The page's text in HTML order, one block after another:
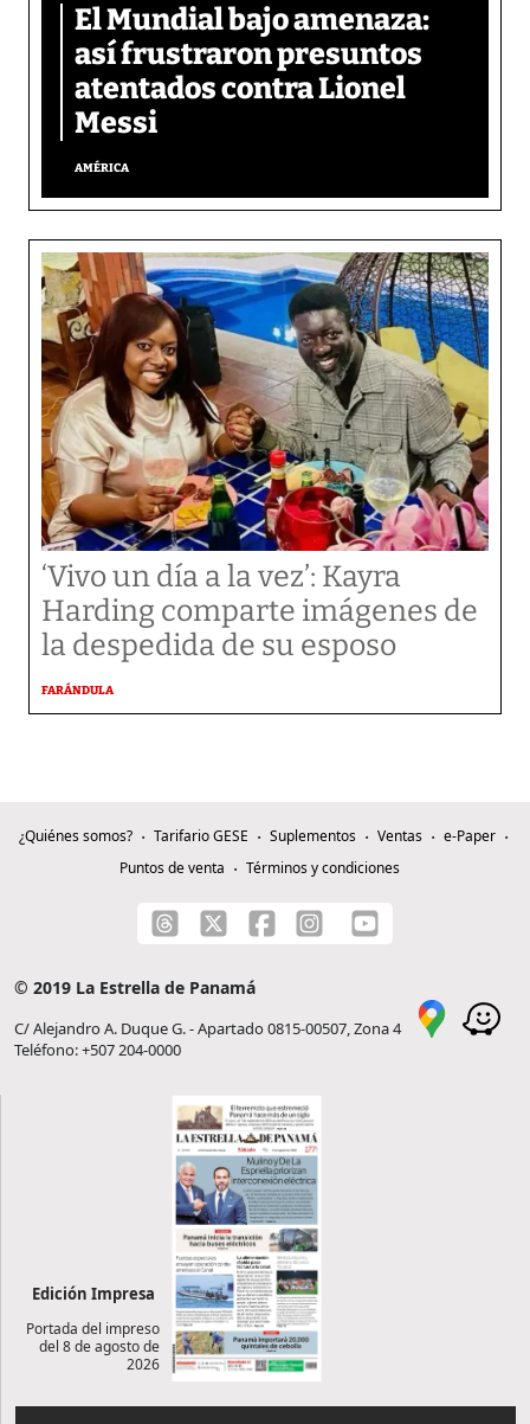
El Mundial bajo amenaza:
así frustraron presuntos
atentados contra Lionel
Messi
AMÉRICA
‘Vivo un día a la vez’: Kayra
Harding comparte imágenes de
la despedida de su esposo
FARÁNDULA
¿Quiénes somos? Tarifario GESE Suplementos Ventas
e-Paper
Puntos de venta
Términos y condiciones
© 2019 La Estrella de Panamá
C/ Alejandro A. Duque G. - Apartado 0815-00507, Zona 4
Teléfono: +507 204-0000
Edición Impresa
Portada del impreso
del 8 de agosto de
2026